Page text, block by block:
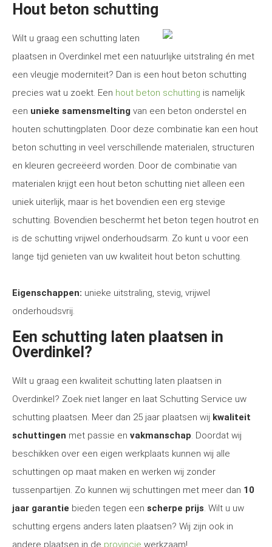
Hout beton schutting
Wilt u graag een schutting laten
plaatsen in Overdinkel met een natuurlijke uitstraling én met
een vleugje moderniteit? Dan is een hout beton schutting
precies wat u zoekt. Een hout beton schutting is namelijk
een unieke samensmelting van een beton onderstel en
houten schuttingplaten. Door deze combinatie kan een hout
beton schutting in veel verschillende materialen, structuren
en kleuren gecreëerd worden. Door de combinatie van
materialen krijgt een hout beton schutting niet alleen een
uniek uiterlijk, maar is het bovendien een erg stevige
schutting. Bovendien beschermt het beton tegen houtrot en
is de schutting vrijwel onderhoudsarm. Zo kunt u voor een
lange tijd genieten van uw kwaliteit hout beton schutting.
Eigenschappen: unieke uitstraling, stevig, vrijwel
onderhoudsvrij.
Een schutting laten plaatsen in
Overdinkel?
Wilt u graag een kwaliteit schutting laten plaatsen in
Overdinkel? Zoek niet langer en laat Schutting Service uw
schutting plaatsen. Meer dan 25 jaar plaatsen wij kwaliteit
schuttingen met passie en vakmanschap. Doordat wij
beschikken over een eigen werkplaats kunnen wij alle
schuttingen op maat maken en werken wij zonder
tussenpartijen. Zo kunnen wij schuttingen met meer dan 10
jaar garantie bieden tegen een scherpe prijs. Wilt u uw
schutting ergens anders laten plaatsen? Wij zijn ook in
andere plaatsen in de provincie werkzaam!